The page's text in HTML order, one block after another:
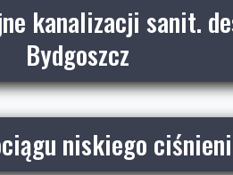
kanalizacji sanit.
Bydgoszcz
niskiego